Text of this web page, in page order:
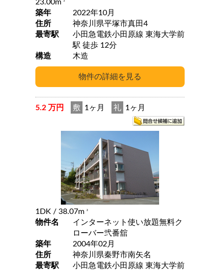
23.00m
築年
2022年10月
住所
神奈川県平塚市真田4
最寄駅
小田急電鉄小田原線 東海大学前
駅 徒歩 12分
構造
木造
5.2 万円 敷 1ヶ月 礼 1ヶ月
1DK / 38.07m 2
物件名
インターネット使い放題無料ク
ローバー弐番舘
築年
2004年02月
住所
神奈川県秦野市南矢名
最寄駅
小田急電鉄小田原線 東海大学前